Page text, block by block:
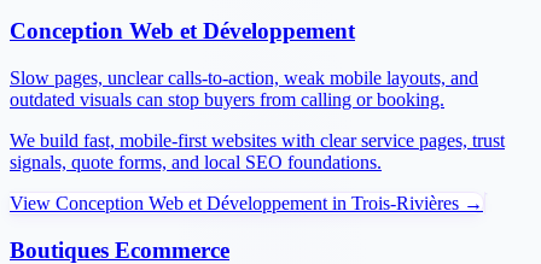
Conception Web et Développement
Slow pages, unclear calls-to-action, weak mobile layouts, and
outdated visuals can stop buyers from calling or booking.
We build fast, mobile-first websites with clear service pages, trust
signals, quote forms, and local SEO foundations.
View Conception Web et Développement in Trois-Rivières →
Boutiques Ecommerce